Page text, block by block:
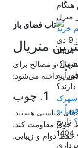
متریال
و مصالح برای
پرداخته می‌شود:
مناسبی هستند.
جوی مقاومت کند.
حفظ دوام و زیبایی.
خرید
تاریخ انتشار: 9 دی
1404
شهرک
به
تاریخ